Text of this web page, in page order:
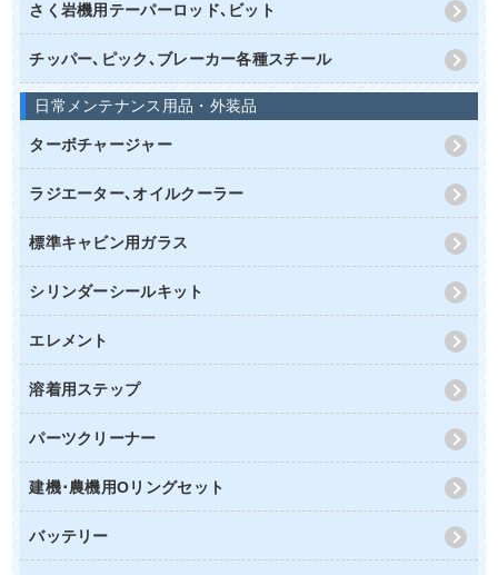
さく岩機用テーパーロッド､ビット
チッパー､ピック､ブレーカー各種スチール
日常メンテナンス用品・外装品
ターボチャージャー
ラジエーター､オイルクーラー
標準キャビン用ガラス
シリンダーシールキット
エレメント
溶着用ステップ
パーツクリーナー
建機･農機用Oリングセット
バッテリー